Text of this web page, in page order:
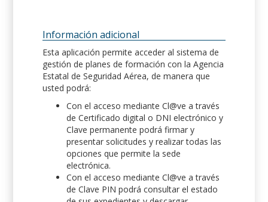
Información adicional
Esta aplicación permite acceder al sistema de
gestión de planes de formación con la Agencia
Estatal de Seguridad Aérea, de manera que
usted podrá:
Con el acceso mediante Cl@ve a través
de Certificado digital o DNI electrónico y
Clave permanente podrá firmar y
presentar solicitudes y realizar todas las
opciones que permite la sede
electrónica.
Con el acceso mediante Cl@ve a través
de Clave PIN podrá consultar el estado